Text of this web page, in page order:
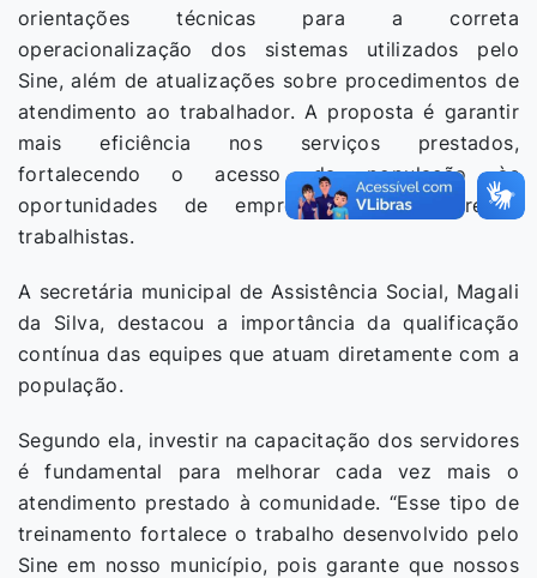
orientações técnicas para a correta
operacionalização dos sistemas utilizados pelo
Sine, além de atualizações sobre procedimentos de
atendimento ao trabalhador. A proposta é garantir
mais eficiência nos serviços prestados,
fortalecendo o acesso da população às
oportunidades de emprego e aos direitos
trabalhistas.
A secretária municipal de Assistência Social, Magali
da Silva, destacou a importância da qualificação
contínua das equipes que atuam diretamente com a
população.
Segundo ela, investir na capacitação dos servidores
é fundamental para melhorar cada vez mais o
atendimento prestado à comunidade. “Esse tipo de
treinamento fortalece o trabalho desenvolvido pelo
Sine em nosso município, pois garante que nossos